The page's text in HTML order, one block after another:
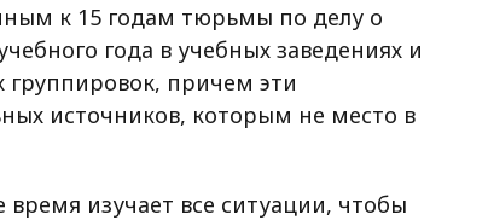
к 15 годам тюрьмы по делу о
года в учебных заведениях и
причем эти
источников, которым не место в
изучает все ситуации, чтобы